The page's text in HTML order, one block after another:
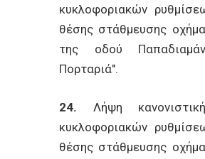
κυκλοφοριακών
θέσης στάθμευσης
της οδού
Πορταριά".
24. Λήψη
κυκλοφοριακών
θέσης στάθμευσης